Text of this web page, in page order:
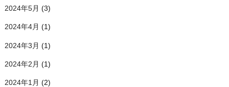
2024年5月 (3)
2024年4月 (1)
2024年3月 (1)
2024年2月 (1)
2024年1月 (2)